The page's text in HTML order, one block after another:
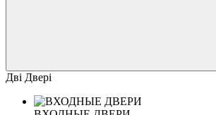
Дві Двері